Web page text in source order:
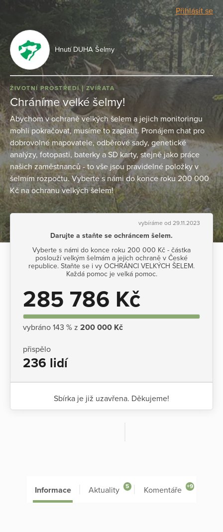
Přihlásit se
Hnutí DUHA Šelmy
ŽIVOTNÍ PROSTŘEDÍ ZVÍŘATA
Chráníme velké šelmy!
Abychom v ochraně velkých šelem a jejich monitoringu
mohli pokračovat, musíme to zaplatit. Pronájem chat pro
dobrovolné mapovatele, odběrové sady, genetické
analýzy, fotopasti, baterky a SD karty, stejně jako práce
našich zaměstnanců - to vše jsou pravidelné položky v
šelmím rozpočtu. Vyberte s námi do konce roku 200 000
Kč na ochranu velkých šelem!
vybíráme od 29.11.2023
Darujte a staňte se ochráncem šelem.
Vyberte s námi do konce roku 200 000 Kč - částka
poslouží velkým šelmám a jejich ochraně v České
republice. Staňte se i vy OCHRÁNCI VELKÝCH ŠELEM.
Každá pomoc je velká pomoc.
285 786 Kč
vybráno 143 % z 200 000 Kč
přispělo
236 lidí
Sbírka je již uzavřena. Děkujeme!
Informace Aktuality 5 Komentáře +9